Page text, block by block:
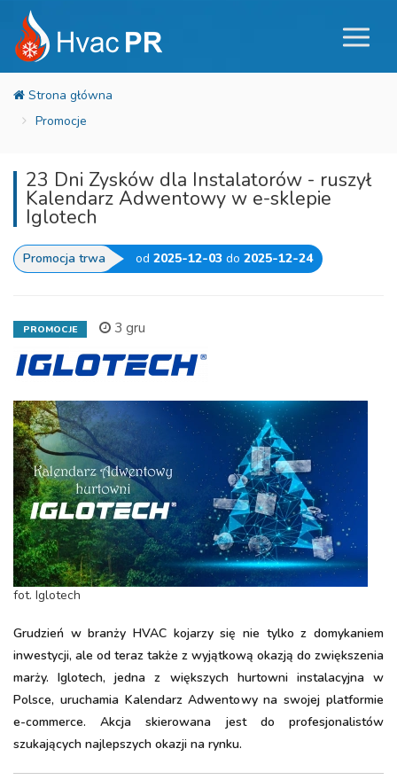
Promocje
23 Dni Zysków dla Instalatorów - ruszył
Kalendarz Adwentowy w e-sklepie
Iglotech
Promocja trwa od 2025-12-03 do 2025-12-24
PROMOCJE 3 gru
fot. Iglotech
Grudzień w branży HVAC kojarzy się nie tylko z domykaniem
inwestycji, ale od teraz także z wyjątkową okazją do zwiększenia
marży. Iglotech, jedna z większych hurtowni instalacyjna w
Polsce, uruchamia Kalendarz Adwentowy na swojej platformie
e-commerce. Akcja skierowana jest do profesjonalistów
szukających najlepszych okazji na rynku.